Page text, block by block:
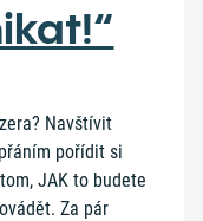
Navštívit
pořídit si
JAK to budete
Za pár